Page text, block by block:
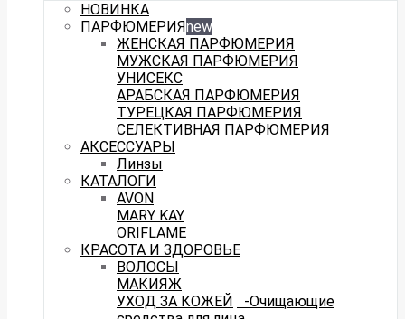
НОВИНКА
ПАРФЮМЕРИЯnew
ЖЕНСКАЯ ПАРФЮМЕРИЯ
МУЖСКАЯ ПАРФЮМЕРИЯ
УНИСЕКС
АРАБСКАЯ ПАРФЮМЕРИЯ
ТУРЕЦКАЯ ПАРФЮМЕРИЯ
СЕЛЕКТИВНАЯ ПАРФЮМЕРИЯ
АКСЕССУАРЫ
Линзы
КАТАЛОГИ
AVON
MARY KAY
ORIFLAME
КРАСОТА И ЗДОРОВЬЕ
ВОЛОСЫ
МАКИЯЖ
УХОД ЗА КОЖЕЙ
-Очищающие